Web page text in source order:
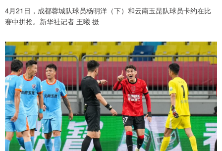
4月21日，成都蓉城队球员杨明洋（下）和云南玉昆队球员卡约在比
赛中拼抢。新华社记者 王曦 摄